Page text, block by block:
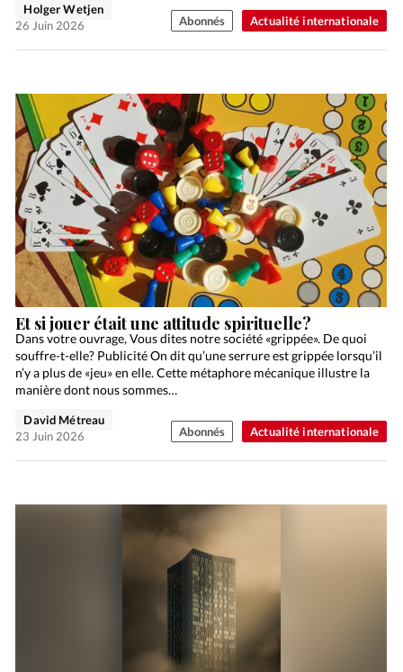
Actualité internationale
Holger Wetjen
26 Juin 2026
Abonnés
Actualité internationale
Et si jouer était une attitude spirituelle?
Dans votre ouvrage, Vous dites notre société «grippée». De quoi
souffre-t-elle? Publicité On dit qu’une serrure est grippée lorsqu’il
n’y a plus de «jeu» en elle. Cette métaphore mécanique illustre la
manière dont nous sommes…
David Métreau
23 Juin 2026
Abonnés